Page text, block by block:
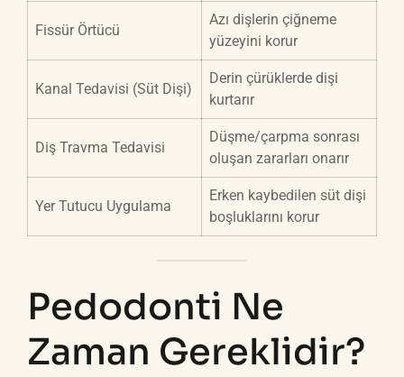
Fissür Örtücü
Azı dişlerin çiğneme
yüzeyini korur
Kanal Tedavisi (Süt Dişi)
Derin çürüklerde dişi
kurtarır
Diş Travma Tedavisi
Düşme/çarpma sonrası
oluşan zararları onarır
Yer Tutucu Uygulama
Erken kaybedilen süt dişi
boşluklarını korur
Pedodonti Ne
Zaman Gereklidir?